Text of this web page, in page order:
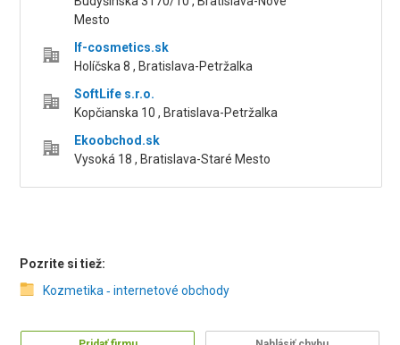
Mesto
If-cosmetics.sk
Holíčska 8 , Bratislava-Petržalka
SoftLife s.r.o.
Kopčianska 10 , Bratislava-Petržalka
Ekoobchod.sk
Vysoká 18 , Bratislava-Staré Mesto
Pozrite si tiež:
Kozmetika ‑ internetové obchody